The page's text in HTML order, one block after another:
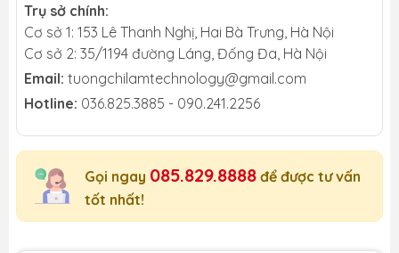
Trụ sở chính:
Cơ sở 1: 153 Lê Thanh Nghị, Hai Bà Trưng, Hà Nội
Cơ sở 2: 35/1194 đường Láng, Đống Đa, Hà Nội
Email: tuongchilamtechnology@gmail.com
Hotline: 036.825.3885 - 090.241.2256
Gọi ngay 085.829.8888 để được tư vấn
tốt nhất!